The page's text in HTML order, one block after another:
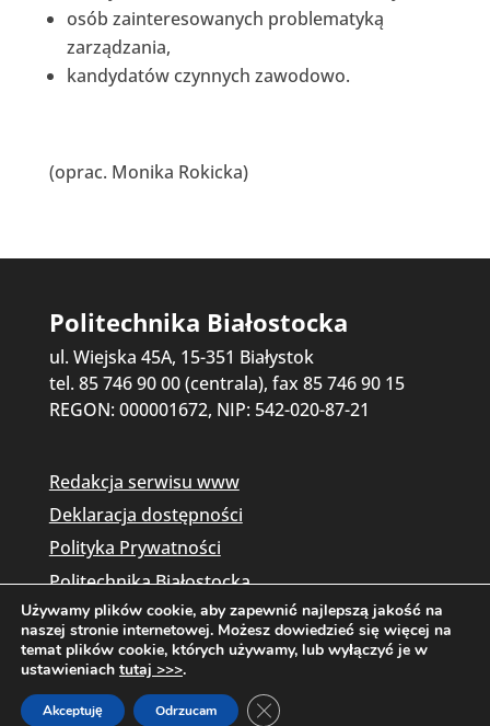
osób zainteresowanych problematyką
zarządzania,
kandydatów czynnych zawodowo.
(oprac. Monika Rokicka)
Politechnika Białostocka
ul. Wiejska 45A, 15-351 Białystok
tel. 85 746 90 00 (centrala), fax 85 746 90 15
REGON: 000001672, NIP: 542-020-87-21
Redakcja serwisu www
Deklaracja dostępności
Polityka Prywatności
Politechnika Białostocka
Copyright © 2026 Politechnika Białostocka
Używamy plików cookie, aby zapewnić najlepszą jakość na
naszej stronie internetowej. Możesz dowiedzieć się więcej na
temat plików cookie, których używamy, lub wyłączyć je w
ustawieniach tutaj >>>.
Akceptuję Odrzucam Zamknij panel powiadomień o